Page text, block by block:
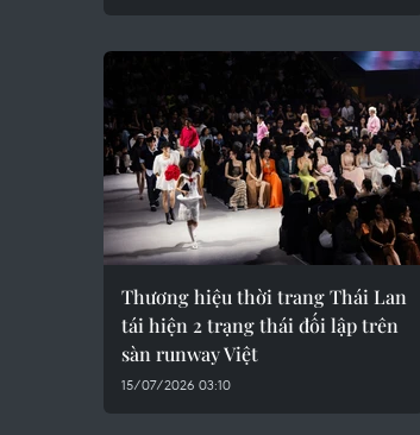
Thương hiệu thời trang Thái Lan
tái hiện 2 trạng thái đối lập trên
sàn runway Việt
15/07/2026 03:10